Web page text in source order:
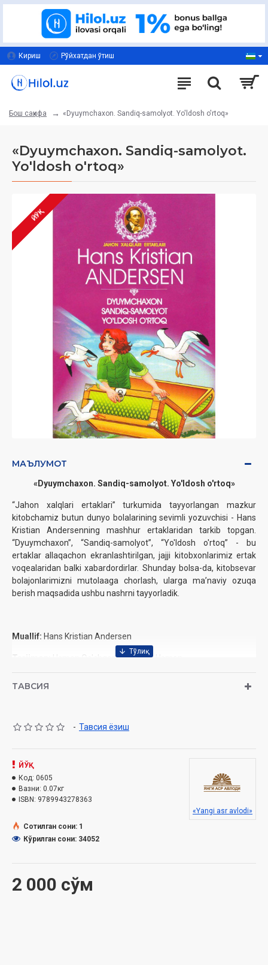
Кириш Рўйхатдан ўтиш
Бош саҳифа «Dyuymchaxon. Sandiq-samolyot. Yo'ldosh o'rtoq»
«Dyuymchaxon. Sandiq-samolyot.
Yo'ldosh o'rtoq»
ЙЎҚ
МАЪЛУМОТ
«Dyuymchaxon. Sandiq-samolyot. Yo'ldosh o'rtoq»
“Jahon xalqlari ertaklari” turkumida tayyorlangan mazkur
kitobchamiz butun dunyo bolalarining sevimli yozuvchisi - Hans
Kristian Andersenning mashhur ertaklaridan tarkib topgan.
“Dyuymchaxon”, “Sandiq-samolyot”, “Yo'ldosh o'rtoq” - bu
ertaklar allaqachon ekranlashtirilgan, jajji kitobxonlarimiz ertak
voqealaridan balki xabardordirlar. Shunday bolsa-da, kitobsevar
bolajonlarimizni mutolaaga chorlash, ularga ma’naviy ozuqa
berish maqsadida ushbu nashrni tayyorladik.
Muallif: Hans Kristian Andersen
Tarjimon: Usmon Qo'chqor va Alisher Usmon
Sana: 2016 yil
ISBN:978-9943-27-836-3
O'lchami: 84x108 1/32
ТАВСИЯ
- Тавсия ёзиш
2 000 сўм
ЙЎҚ
Код: 0605
Вазни: 0.07кг
ISBN: 9789943278363
«Yangi asr avlodi»
Сотилган сони: 1
Кўрилган сони: 34052